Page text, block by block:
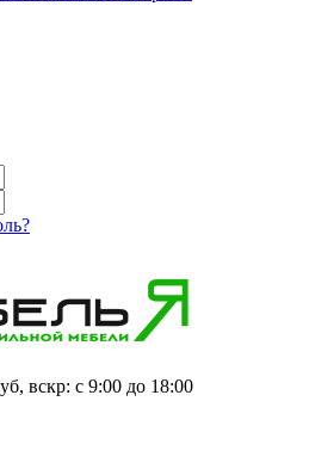
вскр: с 9:00 до 18:00